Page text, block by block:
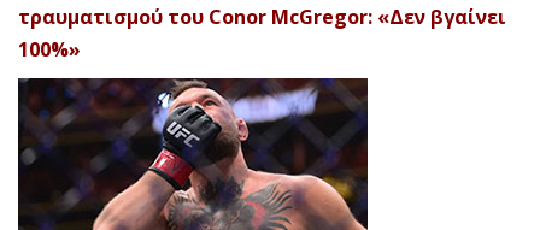
τραυματισμού του Conor McGregor: «Δεν βγαίνει
100%»